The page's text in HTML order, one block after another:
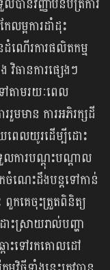
ម្អការដាំដុះ
ដំណើរការផលិតកម្ម
វិធានការផ្សេងៗ
តាមរយៈពេល
មមាន ការអភិរក្សដី
ពេលយូរដើម្បីដោះ
ការបណ្តុះបណ្តាល
ចំណេះដឹងបន្តទៅកាន់
ពួកគេចុះត្រួតពិនិត្យ
ះស្រាយរាល់បញ្ហា
ោះទៅរកគោលដៅ